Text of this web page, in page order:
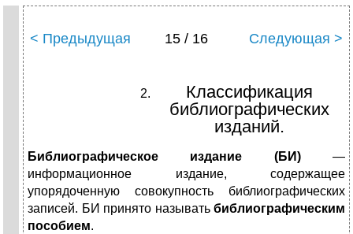
< Предыдущая 15 / 16 Следующая >
Классификация
библиографических
изданий.
Библиографическое издание (БИ) —
информационное издание, содержащее
упорядоченную совокупность библиографических
записей. БИ принято называть библиографическим
пособием.